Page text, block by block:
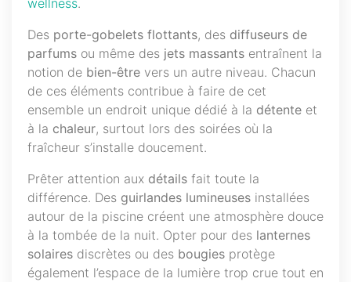
Des porte-gobelets flottants, des diffuseurs de
parfums ou même des jets massants entraînent la
notion de bien-être vers un autre niveau. Chacun
de ces éléments contribue à faire de cet
ensemble un endroit unique dédié à la détente et
à la chaleur, surtout lors des soirées où la
fraîcheur s’installe doucement.
Prêter attention aux détails fait toute la
différence. Des guirlandes lumineuses installées
autour de la piscine créent une atmosphère douce
à la tombée de la nuit. Opter pour des lanternes
solaires discrètes ou des bougies protège
également l’espace de la lumière trop crue tout en